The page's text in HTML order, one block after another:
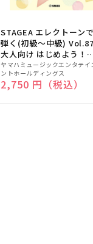
STAGEA エレクトーンで
弾く(初級～中級) Vol.87
大人向け はじめよう！
ELB-02(楽器のトリセツ
付)
販
売
元:
ヤマハミュージックエンタテイ
ントホールディングス
通常価格
2,750 円（税込）